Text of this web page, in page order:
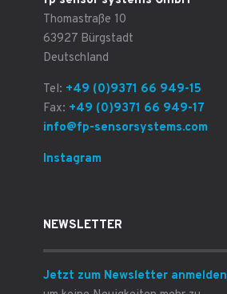
Thomastraße 10
63927 Bürgstadt
Deutschland
Tel: +49 (0)9371 66 949-15
Fax: +49 (0)9371 66 949-17
info@fp-sensorsystems.com
Instagram
NEWSLETTER
Jetzt zum Newsletter anmelden